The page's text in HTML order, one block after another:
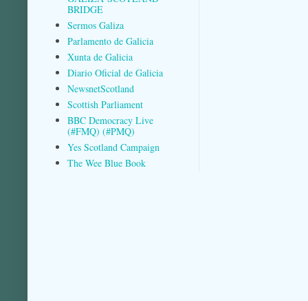
BRIDGE
Sermos Galiza
Parlamento de Galicia
Xunta de Galicia
Diario Oficial de Galicia
NewsnetScotland
Scottish Parliament
BBC Democracy Live
(#FMQ) (#PMQ)
Yes Scotland Campaign
The Wee Blue Book